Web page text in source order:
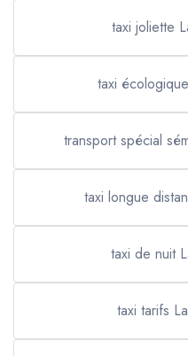
taxi joliette
taxi
transport spécial
taxi longue
taxi de nuit
taxi tarifs